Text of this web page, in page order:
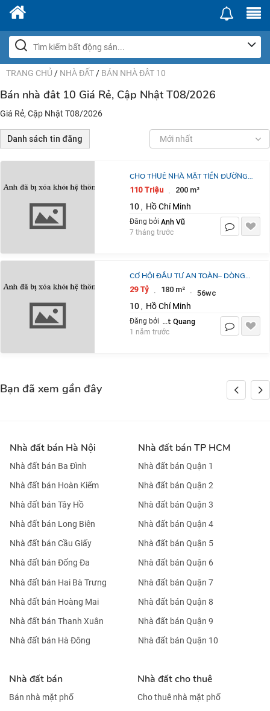
TRANG CHỦ / NHÀ ĐẤT / BÁN NHÀ ĐÂT 10
Bán nhà đât 10 Giá Rẻ, Cập Nhật T08/2026
Giá Rẻ, Cập Nhật T08/2026
Danh sách tin đăng Mới nhất
CHO THUÊ NHÀ MẶT TIỀN ĐƯỜNG
ĐỒNG NAI, QUẬN 10, TP.HCM
110 Triệu · 200 m²
10 , Hồ Chí Minh
Đăng bởi Anh Vũ
7 tháng trước
CƠ HỘI ĐẦU TƯ AN TOÀN– DÒNG
TIỀN ỔN ĐỊNH TRÊN 2 TỶ/NĂM-
CHDV CÁC QUẬN TRUNG TÂM: CHỈ
TỪ 11 TỶ. LH:
29 Tỷ · 180 m² · 56wc
10 , Hồ Chí Minh
Đăng bởi Nhật Quang
1 năm trước
Bạn đã xem gần đây
Nhà đất bán Hà Nội
Nhà đất bán Ba Đình
Nhà đất bán Hoàn Kiếm
Nhà đất bán Tây Hồ
Nhà đất bán Long Biên
Nhà đất bán Cầu Giấy
Nhà đất bán Đống Đa
Nhà đất bán Hai Bà Trưng
Nhà đất bán Hoàng Mai
Nhà đất bán Thanh Xuân
Nhà đất bán Hà Đông
Nhà đất bán TP HCM
Nhà đất bán Quận 1
Nhà đất bán Quận 2
Nhà đất bán Quận 3
Nhà đất bán Quận 4
Nhà đất bán Quận 5
Nhà đất bán Quận 6
Nhà đất bán Quận 7
Nhà đất bán Quận 8
Nhà đất bán Quận 9
Nhà đất bán Quận 10
Nhà đất bán
Bán nhà mặt phố
Nhà đất cho thuê
Cho thuê nhà mặt phố